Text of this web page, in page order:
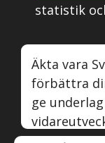
Följ
statistik
Äkta vara
förbättra
ge